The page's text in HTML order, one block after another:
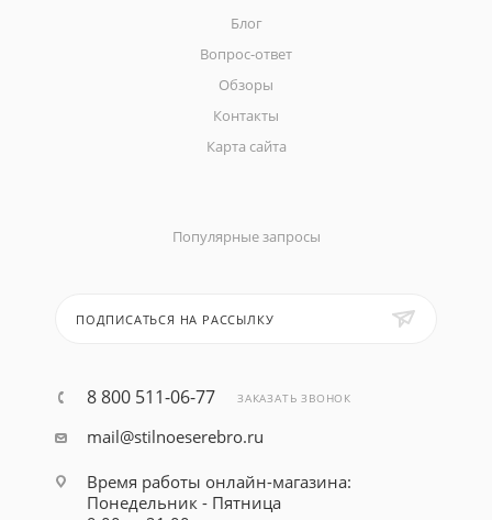
Блог
Вопрос-ответ
Обзоры
Контакты
Карта сайта
Популярные запросы
ПОДПИСАТЬСЯ НА РАССЫЛКУ
8 800 511-06-77 ЗАКАЗАТЬ ЗВОНОК
mail@stilnoeserebro.ru
Время работы онлайн-магазина:
Понедельник - Пятница